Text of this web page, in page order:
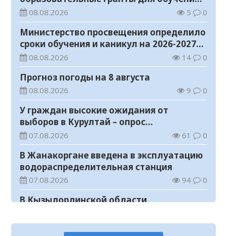
Казахстане
08.08.2026 5 0
Министерство просвещения определило
сроки обучения и каникул на 2026-2027
учебный год
08.08.2026 14 0
Прогноз погоды на 8 августа
08.08.2026 9 0
У граждан высокие ожидания от
выборов в Курултай – опрос
общественного мнения
07.08.2026 61 0
В Жанакоргане введена в эксплуатацию
водораспределительная станция
07.08.2026 94 0
В Кызылординской области
«Таза Қазақстан»
07.08.2026 74 0